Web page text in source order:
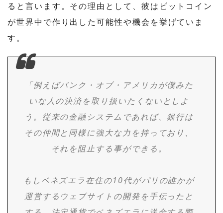
ると言います。その理由として、彼はビットコイン
が世界中で作り出した可能性や機会を挙げていま
す。
「例えばバンク・オブ・アメリカが僕みた
いな人の決済を取り扱いたくないとしよ
う。従来の金融システムであれば、銀行は
その仲間と同様に強大な力を持っており、
それを阻止する事ができる。
もしベネズエラ在住の10代がパリの誰かが
運営するウェブサイトの開発を手伝ったと